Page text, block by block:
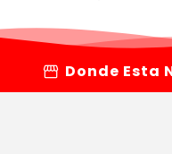
storefront Donde Esta